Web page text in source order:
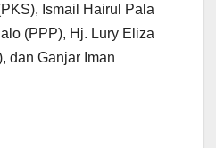
Ismail Hairul Pala
(PPP), Hj. Lury Eliza
dan Ganjar Iman